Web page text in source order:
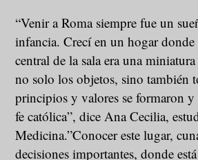
“Venir a Roma siempre fue un
infancia. Crecí en un hogar donde
central de la sala era una
no solo los objetos, sino también
principios y valores se formaron
fe católica”, dice Ana Cecilia,
Medicina.”Conocer este lugar,
decisiones importantes, donde